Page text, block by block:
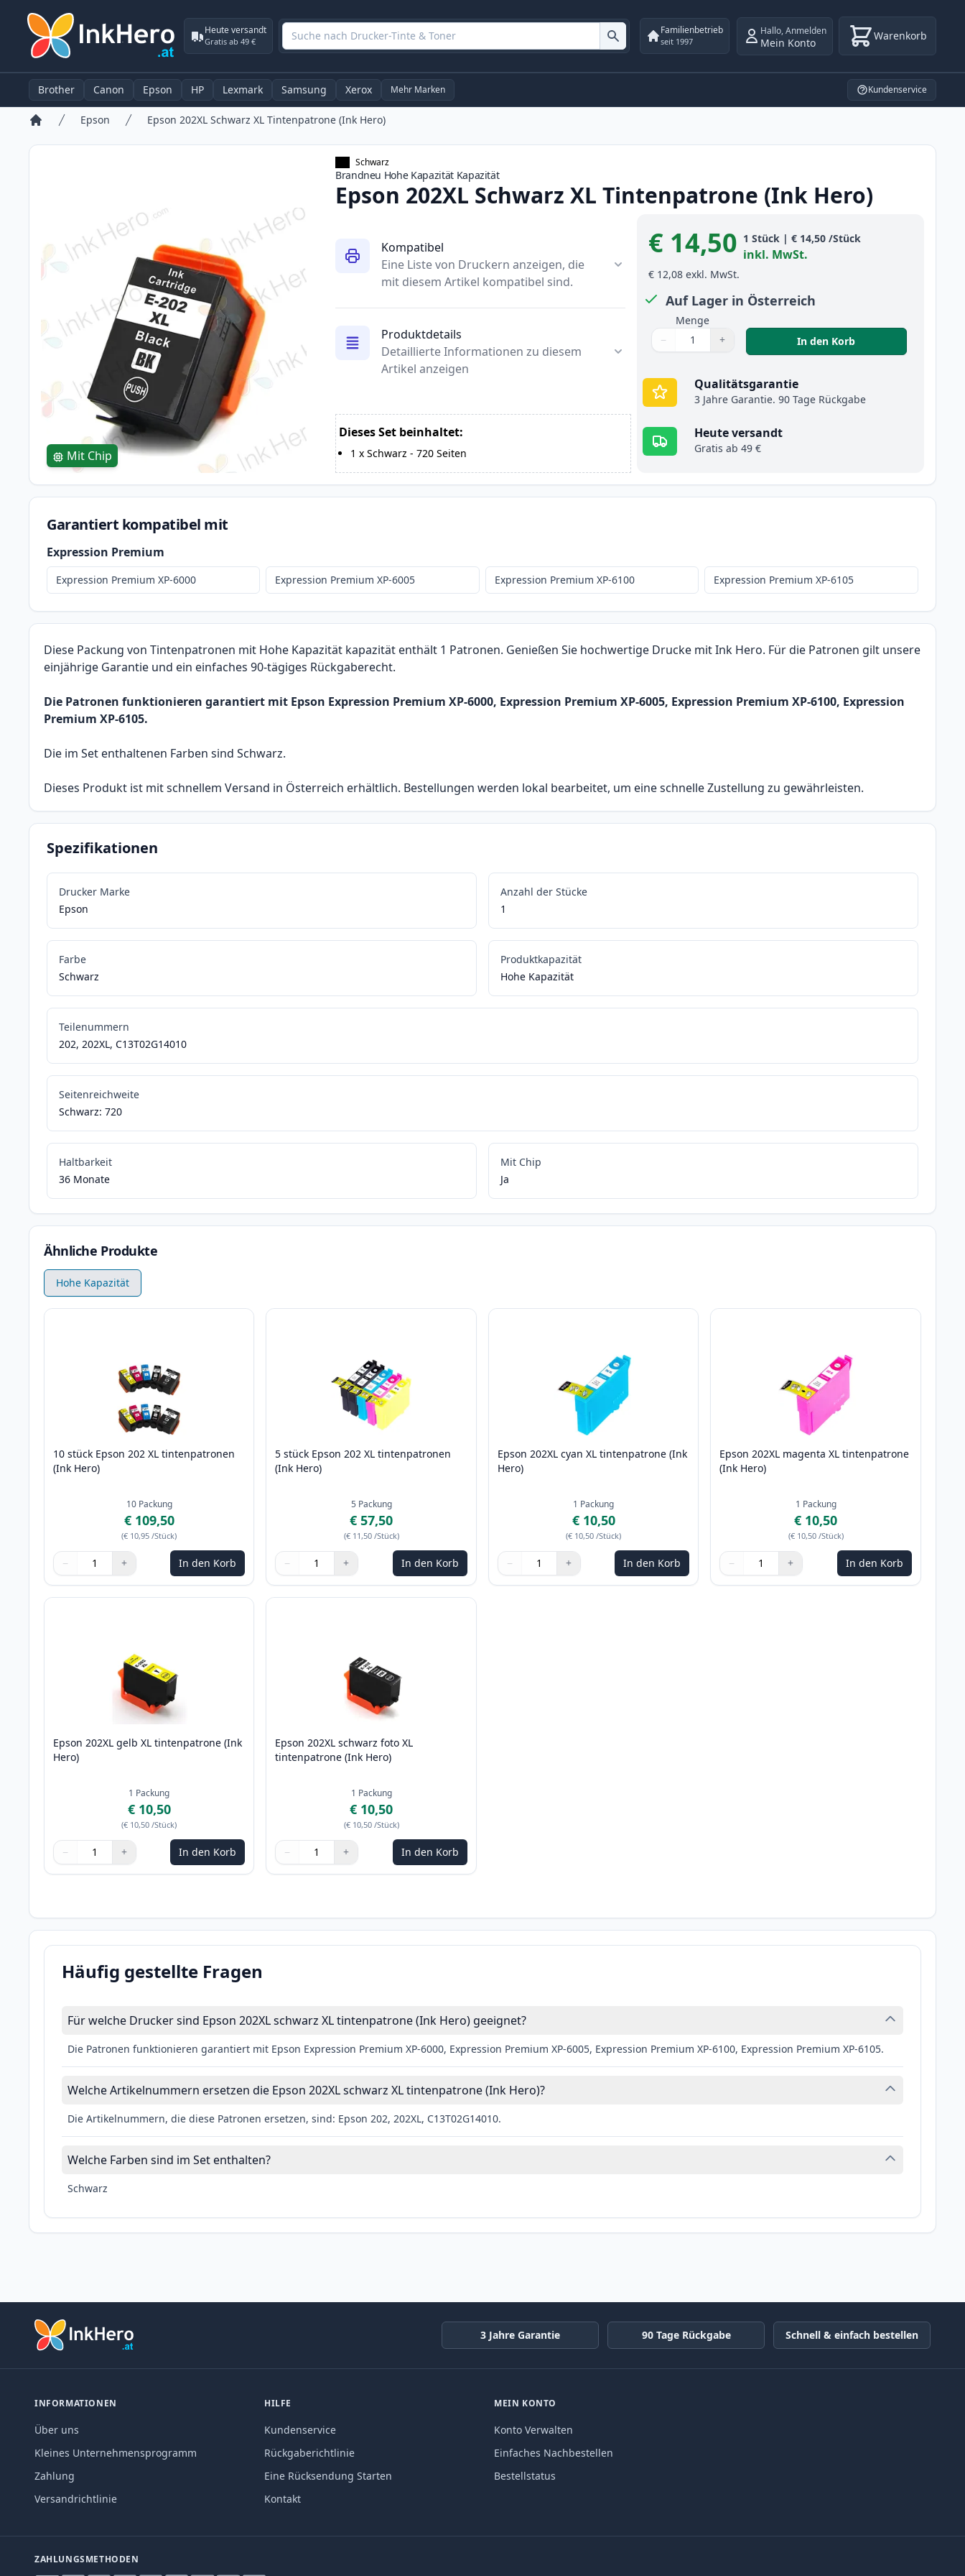
Heute versandt
Gratis ab 49 €
Familienbetrieb
seit 1997
Hallo,Anmelden
Mein Konto Warenkorb
Brother Canon Epson HP Lexmark Samsung Xerox Mehr Marken Kundenservice
Epson Epson 202XL Schwarz XL Tintenpatrone (Ink Hero)
Mit Chip
Schwarz
Brandneu Hohe Kapazität Kapazität
Epson 202XL Schwarz XL Tintenpatrone (Ink Hero)
Kompatibel
Eine Liste von Druckern anzeigen, die
mit diesem Artikel kompatibel sind.
Produktdetails
Detaillierte Informationen zu diesem
Artikel anzeigen
Dieses Set beinhaltet:
1 x Schwarz - 720 Seiten
Product information
€ 14,50 1 Stück| € 14,50 /Stück
inkl. MwSt.
€ 12,08 exkl. MwSt.
Auf Lager in Österreich
Menge
Menge
Verwenden Sie die Tasten, um anzupassen
− +
Menge 1 In den Korb,
Qualitätsgarantie
3 Jahre Garantie. 90 Tage Rückgabe
Heute versandt
Gratis ab 49 €
Diese Packung von Tintenpatronen mit Hohe Kapazität kapazität enthält 1 Patronen. Genießen Sie hochwertige Drucke mit Ink Hero. Für die Patronen gilt unsere
einjährige Garantie und ein einfaches 90-tägiges Rückgaberecht.
Die Patronen funktionieren garantiert mit Epson Expression Premium XP-6000, Expression Premium XP-6005, Expression Premium XP-6100, Expression
Premium XP-6105.
Die im Set enthaltenen Farben sind Schwarz.
Dieses Produkt ist mit schnellem Versand in Österreich erhältlich. Bestellungen werden lokal bearbeitet, um eine schnelle Zustellung zu gewährleisten.
Spezifikationen
Drucker Marke
Epson
Anzahl der Stücke
1
Farbe
Schwarz
Produktkapazität
Hohe Kapazität
Teilenummern
202, 202XL, C13T02G14010
Seitenreichweite
Schwarz: 720
Haltbarkeit
36 Monate
Mit Chip
Ja
Ähnliche Produkte
Hohe Kapazität
10 stück Epson 202 XL tintenpatronen
(Ink Hero)
10 Packung
€ 109,50
(€ 10,95 /Stück)
Menge
Verwenden Sie die Tasten, um anzupassen
− +
Menge 1 In den Korb
5 stück Epson 202 XL tintenpatronen
(Ink Hero)
5 Packung
€ 57,50
(€ 11,50 /Stück)
Menge
Verwenden Sie die Tasten, um anzupassen
− +
Menge 1 In den Korb
Epson 202XL cyan XL tintenpatrone (Ink
Hero)
1 Packung
€ 10,50
(€ 10,50 /Stück)
Menge
Verwenden Sie die Tasten, um anzupassen
− +
Menge 1 In den Korb
Epson 202XL magenta XL tintenpatrone
(Ink Hero)
1 Packung
€ 10,50
(€ 10,50 /Stück)
Menge
Verwenden Sie die Tasten, um anzupassen
− +
Menge 1 In den Korb
Epson 202XL gelb XL tintenpatrone (Ink
Hero)
1 Packung
€ 10,50
(€ 10,50 /Stück)
Menge
Verwenden Sie die Tasten, um anzupassen
− +
Menge 1 In den Korb
Epson 202XL schwarz foto XL
tintenpatrone (Ink Hero)
1 Packung
€ 10,50
(€ 10,50 /Stück)
Menge
Verwenden Sie die Tasten, um anzupassen
− +
Menge 1 In den Korb
Garantiert kompatibel mit
Expression Premium
Expression Premium XP-6000 Expression Premium XP-6005 Expression Premium XP-6100 Expression Premium XP-6105
Häufig gestellte Fragen
Für welche Drucker sind Epson 202XL schwarz XL tintenpatrone (Ink Hero) geeignet?
Die Patronen funktionieren garantiert mit Epson Expression Premium XP-6000, Expression Premium XP-6005, Expression Premium XP-6100, Expression Premium XP-6105.
Welche Artikelnummern ersetzen die Epson 202XL schwarz XL tintenpatrone (Ink Hero)?
Die Artikelnummern, die diese Patronen ersetzen, sind: Epson 202, 202XL, C13T02G14010.
Welche Farben sind im Set enthalten?
Schwarz
3 Jahre Garantie 90 Tage Rückgabe Schnell & einfach bestellen
INFORMATIONEN
Über uns
Kleines Unternehmensprogramm
Zahlung
Versandrichtlinie
HILFE
Kundenservice
Rückgaberichtlinie
Eine Rücksendung Starten
Kontakt
MEIN KONTO
Konto Verwalten
Einfaches Nachbestellen
Bestellstatus
ZAHLUNGSMETHODEN